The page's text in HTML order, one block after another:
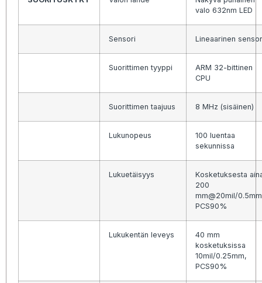
valo 632nm LED
Sensori Lineaarinen
Suorittimen tyyppi
ARM 32-bittinen
CPU
Suorittimen taajuus 8 MHz (sisäinen)
Lukunopeus
100 luentaa
sekunnissa
Lukuetäisyys
Kosketuksesta
200
mm@20mil/0.5mm
PCS90%
Lukukentän leveys
40 mm
kosketuksissa
10mil/0.25mm,
PCS90%